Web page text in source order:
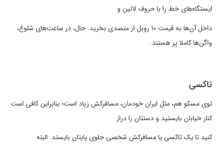
ایستگاه‌های خط را با حروف لاتین و
داخل آن‌ها به قیمت ۱۰ روبل از متصدی بخرید. حال، در ساعت‌های شلوغ،
واگن‌ها کاملا پر هستند.
تاکسی
توی مسکو هم، مثل ایران خودمان، مسافرکش زیاد است؛ بنابراین کافی است
کنار خیابان بایستید و دستتان را دراز
کنید تا یک تاکسی یا مسافرکش شخصی جلوی پایتان بایستد. البته